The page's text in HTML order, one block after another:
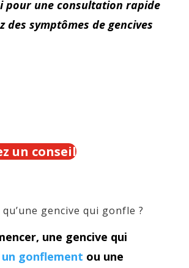
pour une consultation rapide
des symptômes de gencives
un conseil
qu’une gencive qui gonfle ?
une gencive qui
un gonflement ou une